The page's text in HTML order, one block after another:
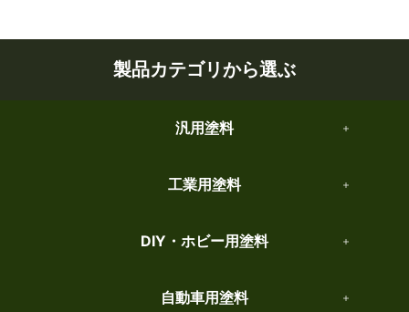
製品カテゴリから選ぶ
汎用塗料
工業用塗料
DIY・ホビー用塗料
自動車用塗料